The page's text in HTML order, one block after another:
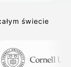
świecie